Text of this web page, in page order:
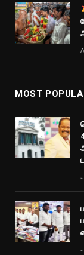
MOST